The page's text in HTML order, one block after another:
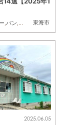
東海市
,パン,カフェ,開店
2025.06.05